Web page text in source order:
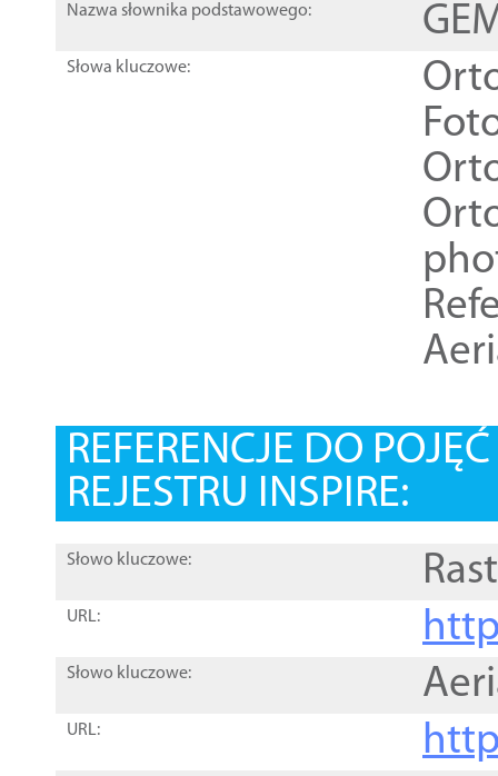
Nazwa słownika podstawowego:
Słowa kluczowe:
REFERENCJE DO
REJESTRU INSPIRE:
Słowo kluczowe:
URL:
Słowo kluczowe:
URL: